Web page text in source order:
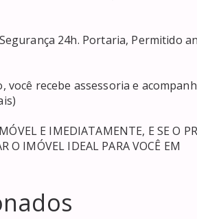
O IMÓVEL IDEAL PARA VOCÊ EM